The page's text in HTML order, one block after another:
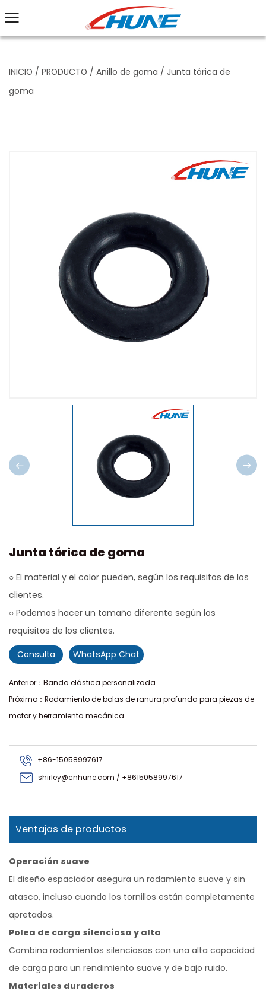
INICIO / PRODUCTO / Anillo de goma / Junta tórica de
goma
Junta tórica de goma
○ El material y el color pueden, según los requisitos de los
clientes.
○ Podemos hacer un tamaño diferente según los
requisitos de los clientes.
Consulta
WhatsApp Chat
Anterior：Banda elástica personalizada
Próximo：Rodamiento de bolas de ranura profunda para piezas de
motor y herramienta mecánica
+86-15058997617
shirley@cnhune.com / +8615058997617
Ventajas de productos
Operación suave
El diseño espaciador asegura un rodamiento suave y sin
atasco, incluso cuando los tornillos están completamente
apretados.
Polea de carga silenciosa y alta
Combina rodamientos silenciosos con una alta capacidad
de carga para un rendimiento suave y de bajo ruido.
Materiales duraderos